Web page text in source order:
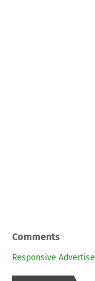
Comments
Responsive